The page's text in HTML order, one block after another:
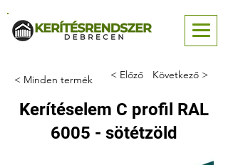
< Minden termék < Előző Következő >
Kerítéselem C profil RAL
6005 - sötétzöld